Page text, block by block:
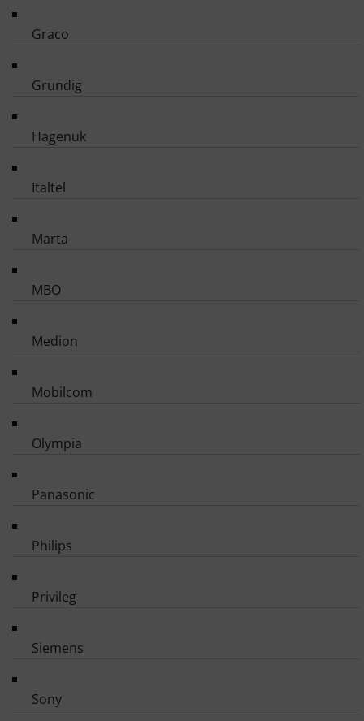
Graco
Grundig
Hagenuk
Italtel
Marta
MBO
Medion
Mobilcom
Olympia
Panasonic
Philips
Privileg
Siemens
Sony